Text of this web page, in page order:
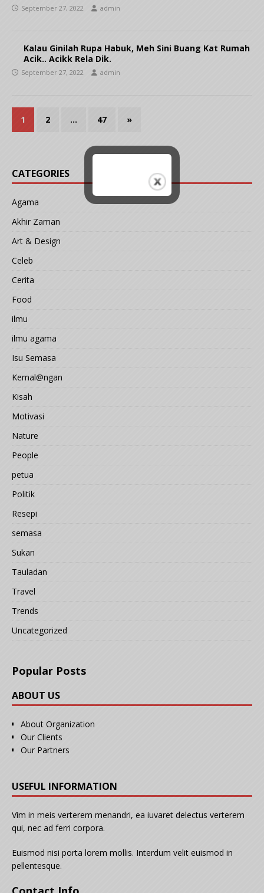
September 27, 2022 admin
Kalau Ginilah Rupa Habuk, Meh Sini Buang Kat Rumah
Acik.. Acikk Rela Dik.
September 27, 2022 admin
1 2 … 47 »
CATEGORIES
Agama
Akhir Zaman
Art & Design
Celeb
Cerita
Food
ilmu
ilmu agama
Isu Semasa
Kemal@ngan
Kisah
Motivasi
Nature
People
petua
Politik
Resepi
semasa
Sukan
Tauladan
Travel
Trends
Uncategorized
Popular Posts
ABOUT US
About Organization
Our Clients
Our Partners
USEFUL INFORMATION
Vim in meis verterem menandri, ea iuvaret delectus verterem
qui, nec ad ferri corpora.
Euismod nisi porta lorem mollis. Interdum velit euismod in
pellentesque.